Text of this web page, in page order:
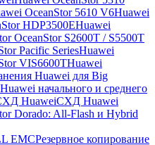
OceanStor 5610 V6Huawei
HDP3500EHuawei
OceanStor S2600T / S5500T
Pacific SeriesHuawei
VIS6600THuawei
Huawei для Big
начального и среднего
HuaweiСХД Huawei
Dorado: All-Flash и Hybrid
EMCРезервное копирование